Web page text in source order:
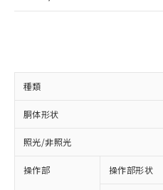
種類
胴体形状
照光/非照光
操作部 操作部形状